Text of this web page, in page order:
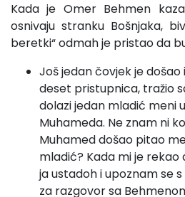
Kada je Omer Behmen
osnivaju stranku Bošnjaka,
beretki“ odmah je pristao da
Još jedan čovjek je
deset pristupnica, tražio
dolazi jedan mladić meni
Muhameda. Ne znam ni
Muhamed došao pitao
mladić? Kada mi je rekao
ja ustadoh i upoznam se
za razgovor sa